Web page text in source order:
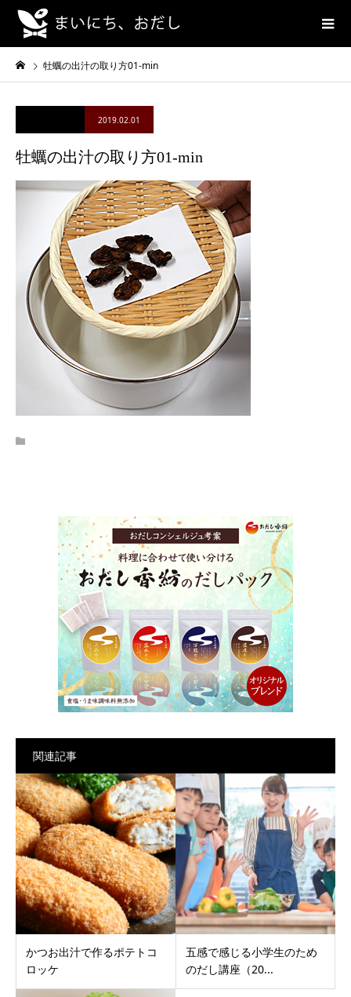
牡蠣の出汁の取り方01-min
2019.02.01
牡蠣の出汁の取り方01-min
関連記事
かつお出汁で作るポテトコ
ロッケ
五感で感じる小学生のため
のだし講座（20...